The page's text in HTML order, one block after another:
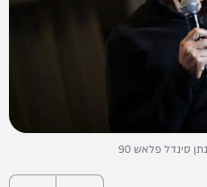
סינדל פלאש 90